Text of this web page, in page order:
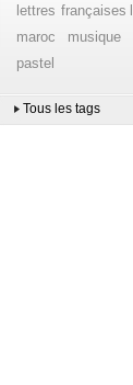
lettres françaises
maroc
musique
pastel
Tous les tags